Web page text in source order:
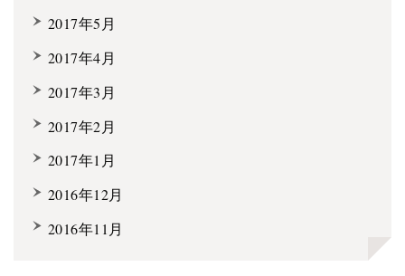
2017年5月
2017年4月
2017年3月
2017年2月
2017年1月
2016年12月
2016年11月